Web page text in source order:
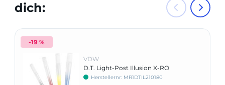
dich:
-19 %
VDW
D.T. Light-Post Illusion X-RO
Herstellernr: MR1DTIL210180